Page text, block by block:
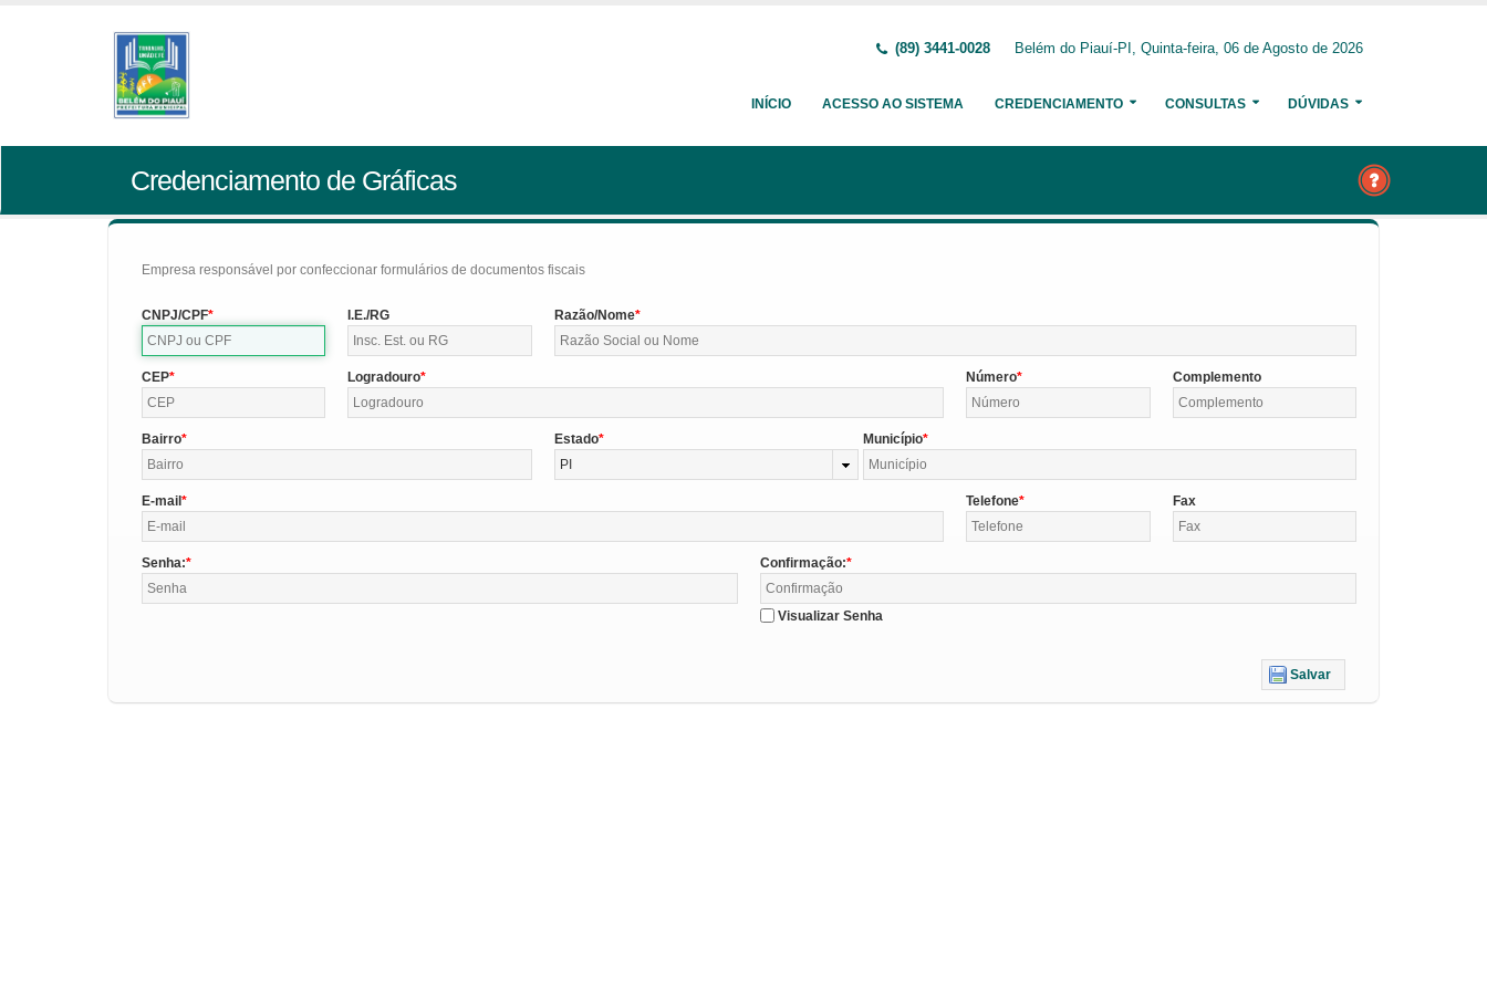
(89) 3441-0028 Belém do Piauí-PI, Quinta-feira, 06 de Agosto de 2026
INÍCIO ACESSO AO SISTEMA CREDENCIAMENTO CONSULTAS DÚVIDAS
Credenciamento de Gráficas
Empresa responsável por confeccionar formulários de documentos fiscais
CNPJ/CPF I.E./RG Razão/Nome
CEP Logradouro Número Complemento
Bairro
Estado
PI
Município
E-mail Telefone Fax
Senha: Confirmação:
Visualizar Senha
Salvar